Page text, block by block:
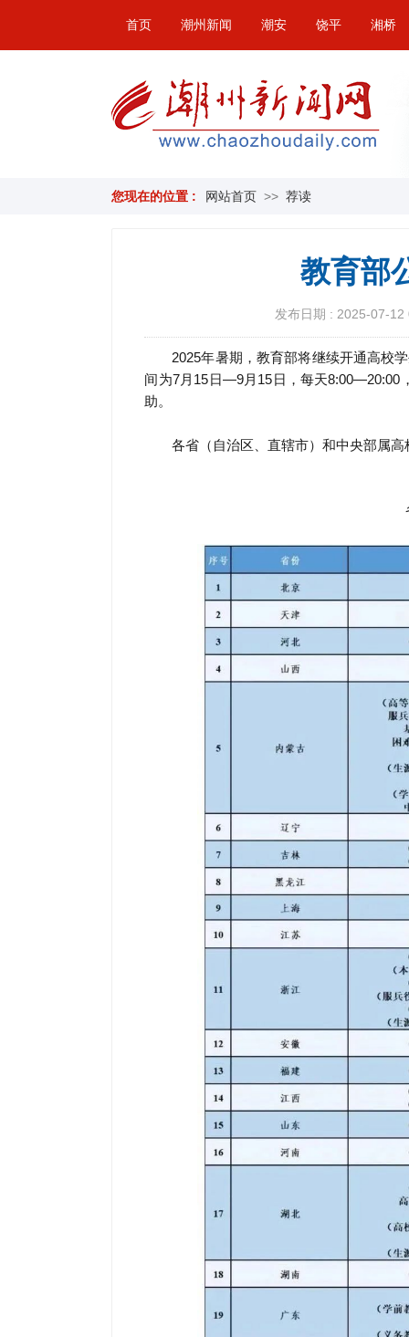
首页 潮州新闻 潮安 饶平 湘桥
您现在的位置 : 网站首页 >> 荐读
教育部
发布日期 : 2025-07-12
2025年暑期，教育部将继续开通高校
间为7月15日—9月15日，每天8:00—20:00
助。
各省（自治区、直辖市）和中央部属